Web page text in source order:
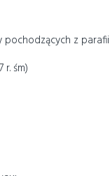
pochodzących z parafii
r. śm)